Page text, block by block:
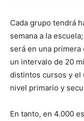
Cada grupo tendrá
semana a la
será en una primera
un intervalo de 20
distintos cursos y el
nivel primario y
En tanto, en 4.000